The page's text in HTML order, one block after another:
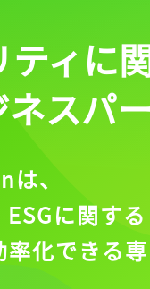
ログイン
ィに
スパ
、
に関する
化できる